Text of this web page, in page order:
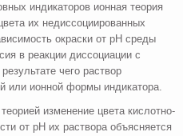
индикаторов ионная теория
их недиссоциированных
окраски от pH среды
в реакции диссоциации с
чего раствор
или ионной формы индикатора.
изменение цвета кислотно-
от pH их раствора объясняется